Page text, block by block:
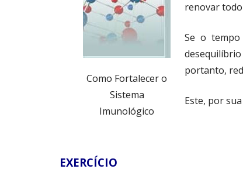
Como Fortalecer o
Sistema
Imunológico
renovar
Se o
portanto,
Este, por
EXERCÍCIO